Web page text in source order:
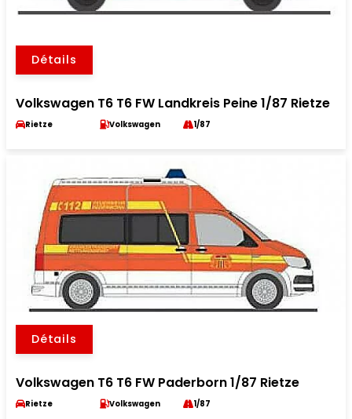
Détails
Volkswagen T6 T6 FW Landkreis Peine 1/87 Rietze
Rietze Volkswagen 1/87
Détails
Volkswagen T6 T6 FW Paderborn 1/87 Rietze
Rietze Volkswagen 1/87